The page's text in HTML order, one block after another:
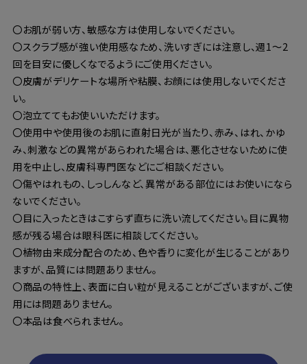
〇お肌が弱い方、敏感な方は使用しないでください。
〇スクラブ感が強い使用感なため、洗いすぎには注意し、週1～2
回を目安に優しくなでるようにご使用ください。
〇皮膚がデリケートな場所や粘膜、お顔には使用しないでくださ
い。
〇泡立ててもお使いいただけます。
〇使用中や使用後のお肌に直射日光が当たり、赤み、はれ、かゆ
み、刺激などの異常があらわれた場合は、悪化させないために使
用を中止し、皮膚科専門医などにご相談ください。
〇傷やはれもの、しっしんなど、異常がある部位にはお使いになら
ないでください。
〇目に入ったときはこすらず直ちに洗い流してください。目に異物
感が残る場合は眼科医に相談してください。
〇植物由来成分配合のため、色や香りに変化が生じることがあり
ますが、品質には問題ありません。
〇商品の特性上、表面に白い粒が見えることがございますが、ご使
用には問題ありません。
〇本品は食べられません。